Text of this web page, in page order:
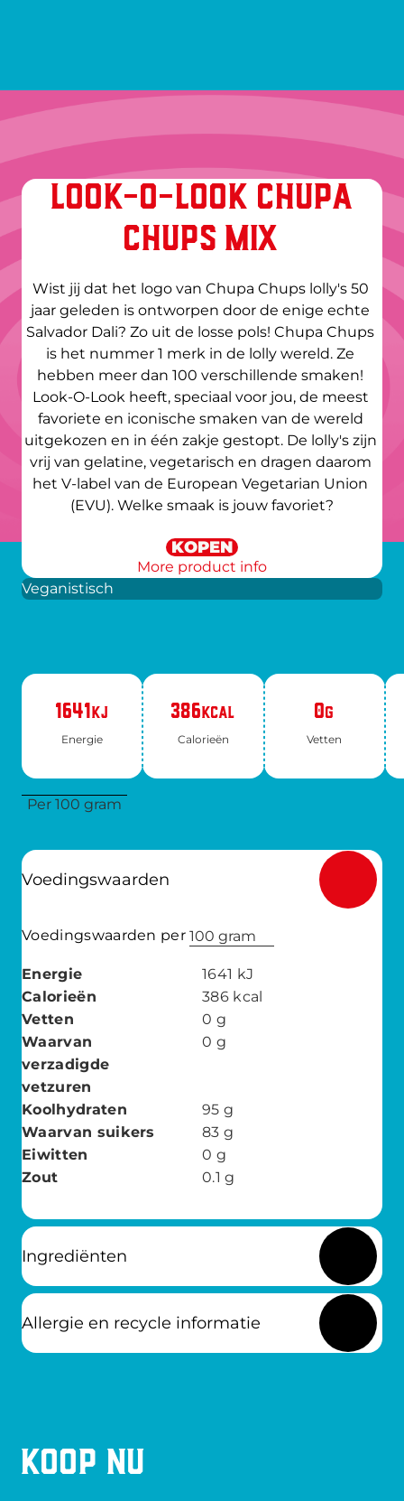
LOOK-O-LOOK CHUPA
CHUPS MIX
Wist jij dat het logo van Chupa Chups lolly's 50
jaar geleden is ontworpen door de enige echte
Salvador Dali? Zo uit de losse pols! Chupa Chups
is het nummer 1 merk in de lolly wereld. Ze
hebben meer dan 100 verschillende smaken!
Look-O-Look heeft, speciaal voor jou, de meest
favoriete en iconische smaken van de wereld
uitgekozen en in één zakje gestopt. De lolly's zijn
vrij van gelatine, vegetarisch en dragen daarom
het V-label van de European Vegetarian Union
(EVU). Welke smaak is jouw favoriet?
KOPEN
More product info
Veganistisch
1641KJ
Ener­gie
386KCAL
Ca­lo­rie­ën
0G
Vet­ten
Per 100 gram
Voedingswaarden
Voedingswaarden per 100 gram
Energie 1641 kJ
Calorieën
386 kcal
Vetten
0 g
Waarvan
verzadigde
vetzuren
0 g
Koolhydraten 95 g
Waarvan suikers
83 g
Eiwitten
0 g
Zout
0.1 g
Ingrediënten
Allergie en recycle informatie
Koop nu